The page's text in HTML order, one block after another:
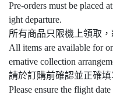
Pre-orders must be placed
ight departure.
所有商品只限機上領取
All items are available for
ernative collection
請於訂購前確認並正確
Please ensure the flight